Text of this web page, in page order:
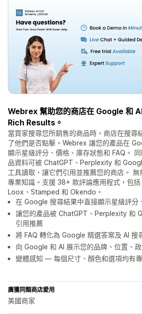
Webrex 幫助您的商店在 Google 和
Rich Results。
當買家搜尋您所銷售的商品時，商店在搜尋
了他們是否點擊。Webrex 讓您的產品在
顯示星級評分、價格、庫存狀態和 FAQ。
品資料可被 ChatGPT、Perplexity 和
工具讀取，讓它們引用並推薦您的商店。 無
專業知識。支援 38+ 款評論應用程式，包
Loox、Stamped 和 Okendo。
在 Google 搜尋結果中直接顯示星級評分
讓您的產品被 ChatGPT、Perplexity 和
引用推薦
將 FAQ 轉化為 Google 精選答案及 AI 搜
向 Google 和 AI 展示您的品牌、位置、
變體感知 — 每個尺寸、顏色和選項均有
廣獲同類商店愛用
美國商家